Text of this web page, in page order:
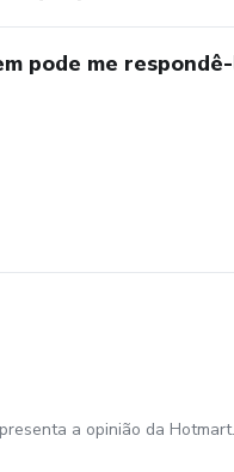
pode me
a opinião da